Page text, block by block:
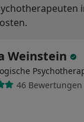
Weinstein
46 Bewertungen